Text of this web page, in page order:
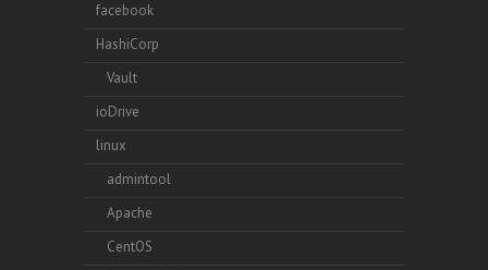
facebook
HashiCorp
Vault
ioDrive
linux
admintool
Apache
CentOS